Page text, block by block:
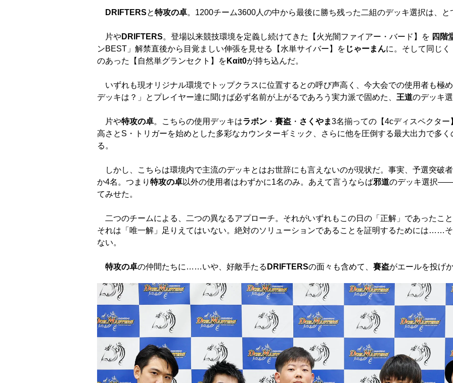
DRIFTERSと特攻の卓。1200チーム3600人の中から最後に勝ち残った二組のデッキ選択は、
片やDRIFTERS。登場以来競技環境を定義し続けてきた【火光闇ファイアー・バード】を 四階
ンBEST」解禁直後から目覚ましい伸張を見せる【水単サイバー】を じゃーまんに。そして同じ
のあった【自然単グランセクト】を Kαit0が持ち込んだ。
いずれも現オリジナル環境でトップクラスに位置するとの呼び声高く、今大会での使用者も極
デッキは？」とプレイヤー達に聞けば必ず名前が上がるであろう実力派で固めた、 王道のデッキ
片や特攻の卓。こちらの使用デッキはラボン ・ 賽盗 ・ さくやま3名揃っての【4cディスペクタ
高さとS・トリガーを始めとした多彩なカウンターギミック、さらに他を圧倒する最大出力で多
る。
しかし、こちらは環境内で主流のデッキとはお世辞にも言えないのが現状だ。事実、予選突破
か4名。つまり 特攻の卓以外の使用者はわずかに1名のみ。あえて言うならば邪道のデッキ選択――
てみせた。
二つのチームによる、二つの異なるアプローチ。それがいずれもこの日の「正解」であったこ
それは「唯一解」足りえてはいない。絶対のソリューションであることを証明するためには……
ない。
特攻の卓の仲間たちに……いや、好敵手たる DRIFTERSの面々も含めて、 賽盗がエールを投げ